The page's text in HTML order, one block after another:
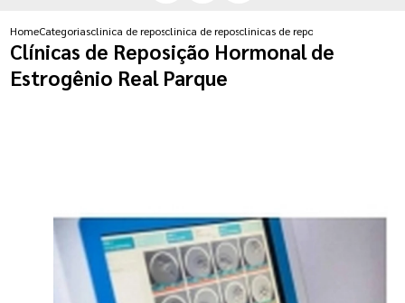
HomeCategoriasclinica de reposicao hormonalclinica de reposicao hormonal feminina
clinicas de reposicao hormonal
Clínicas de Reposição Hormonal de
Estrogênio Real Parque